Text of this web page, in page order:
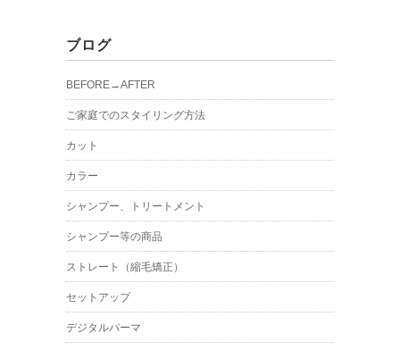
ブログ
BEFORE→AFTER
ご家庭でのスタイリング方法
カット
カラー
シャンプー、トリートメント
シャンプー等の商品
ストレート（縮毛矯正）
セットアップ
デジタルパーマ